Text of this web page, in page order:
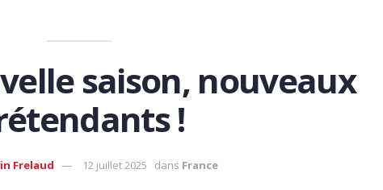
saison, nouveaux
!
Frelaud 12 juillet 2025 dans France